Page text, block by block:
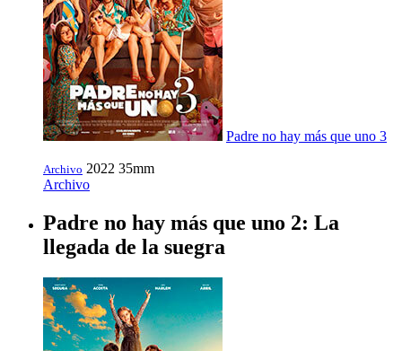
Padre no hay más que uno 3
Archivo 2022 35mm
Archivo
Padre no hay más que uno 2: La
llegada de la suegra